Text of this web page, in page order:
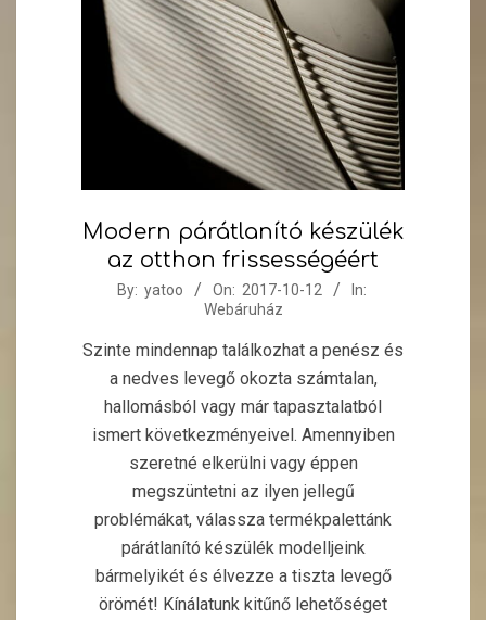
Modern párátlanító készülék
az otthon frissességéért
2017-
12
By: yatoo On: 2017-10-12
In:
Webáruház
Szinte mindennap találkozhat a penész és
a nedves levegő okozta számtalan,
hallomásból vagy már tapasztalatból
ismert következményeivel. Amennyiben
szeretné elkerülni vagy éppen
megszüntetni az ilyen jellegű
problémákat, válassza termékpalettánk
párátlanító készülék modelljeink
bármelyikét és élvezze a tiszta levegő
örömét! Kínálatunk kitűnő lehetőséget